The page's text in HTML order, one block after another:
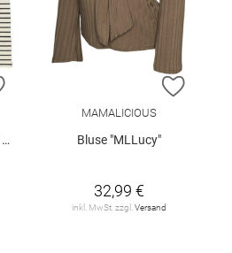
ZUR WUNSCHLISTE HINZUFÜGEN
ZUR
MAMALICIOUS
Bluse "MLLucy"
32,99 €
inkl. MwSt. zzgl. Versand